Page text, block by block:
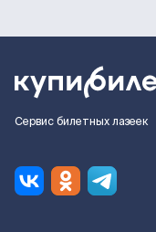
Сервис билетных лазеек